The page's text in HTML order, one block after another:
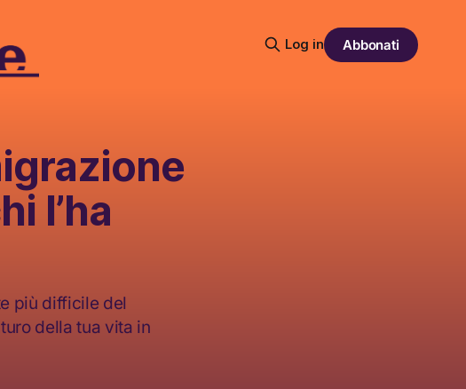
Log in Abbonati
l’ha
più difficile del
della tua vita in